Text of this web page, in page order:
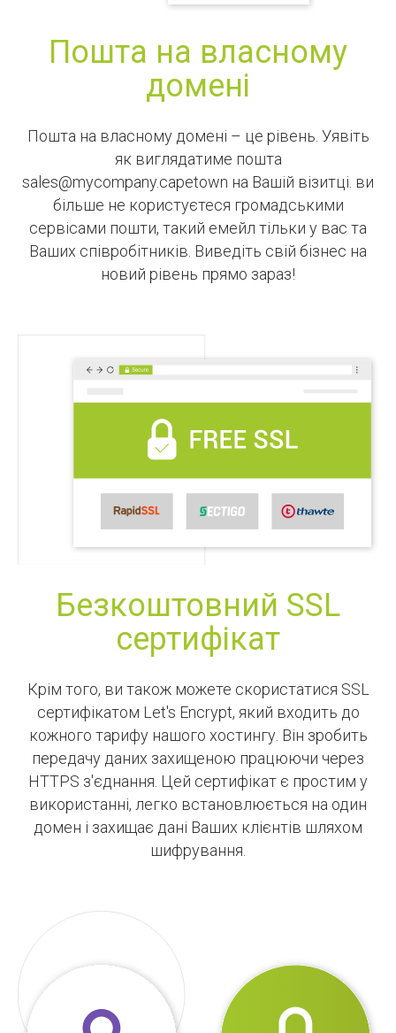
Пошта на власному
домені
Пошта на власному домені – це рівень. Уявіть
як виглядатиме пошта
sales@mycompany.capetown на Вашій візитці. ви
більше не користуєтеся громадськими
сервісами пошти, такий емейл тільки у вас та
Ваших співробітників. Виведіть свій бізнес на
новий рівень прямо зараз!
Безкоштовний SSL
сертифікат
Крім того, ви також можете скористатися SSL
сертифікатом Let's Encrypt, який входить до
кожного тарифу нашого хостингу. Він зробить
передачу даних захищеною працюючи через
HTTPS з'єднання. Цей сертифікат є простим у
використанні, легко встановлюється на один
домен і захищає дані Ваших клієнтів шляхом
шифрування.